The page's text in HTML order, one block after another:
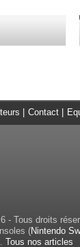
Contact
- Tous droits
(Nintendo
. Tous nos articles